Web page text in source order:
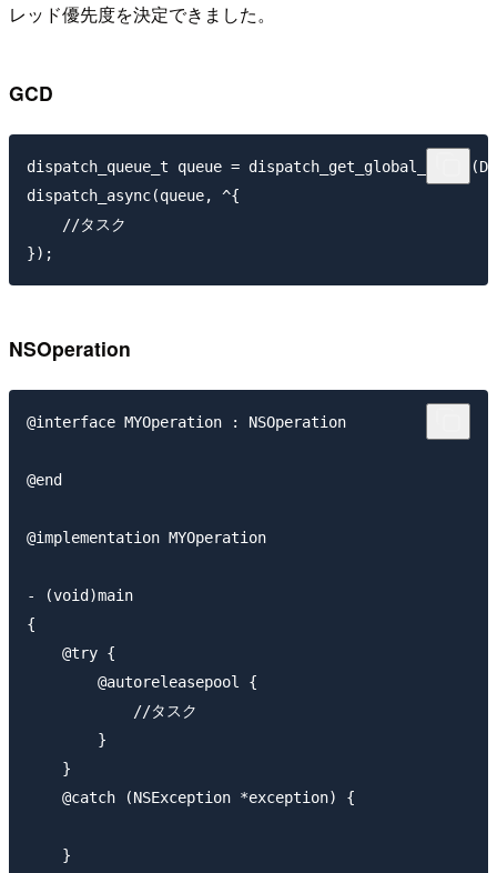
レッド優先度を決定できました。
GCD
dispatch_queue_t queue =
dispatch_async(queue, ^{
    //タスク
NSOperation
@interface MYOperation : NSOperation
@end
@implementation MYOperation
- (void)main
{
    @try {
        @autoreleasepool {
            //タスク
        }
    }
    @catch (NSException *exception) {
    }